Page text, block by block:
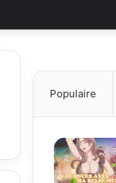
Populaire